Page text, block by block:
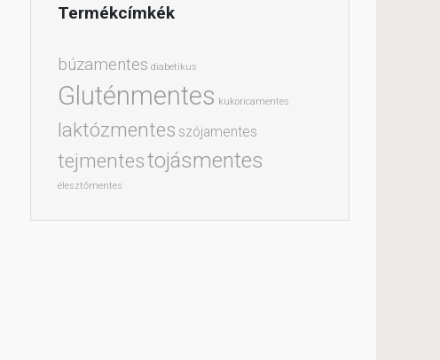
Termékcímkék
búzamentes diabetikus
Gluténmentes kukoricamentes
laktózmentes szójamentes
tejmentestojásmentes
élesztőmentes